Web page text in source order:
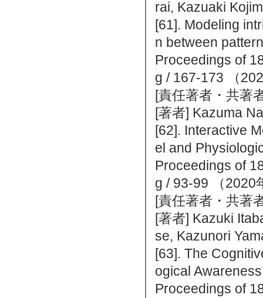
rai, Kazuaki
[61]. Modeling
n between
Proceedings of
g / 167-173 （
[責任著者・共著
[著者] Kazuma
[62]. Interactive
el and
Proceedings of
g / 93-99 （2020
[責任著者・共著
[著者] Kazuki
se, Kazunori
[63]. The
ogical
Proceedings of